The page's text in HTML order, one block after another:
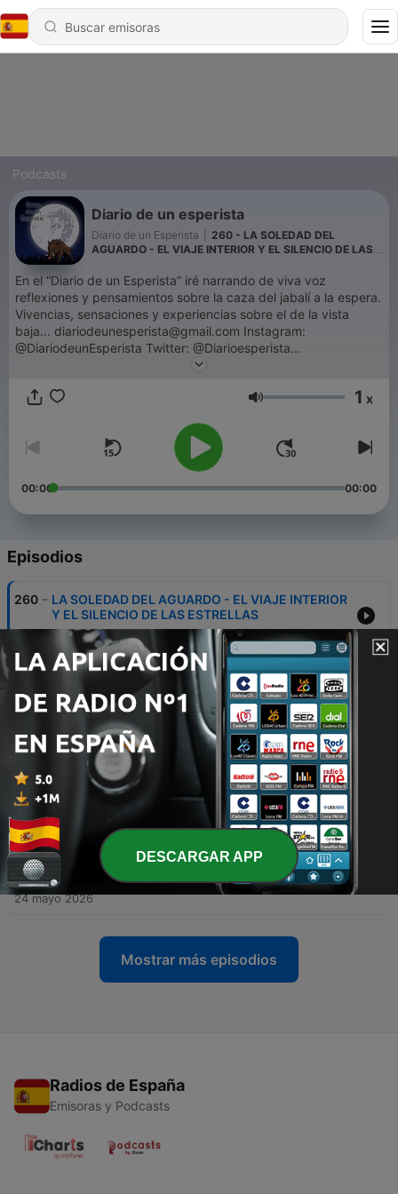
Podcasts
Diario de un esperista
Diario de un Esperista
260 - LA SOLEDAD DEL
AGUARDO - EL VIAJE INTERIOR Y EL SILENCIO DE LAS
En el “Diario de un Esperista” iré narrando de viva voz
reflexiones y pensamientos sobre la caza del jabalí a la espera.
Vivencias, sensaciones y experiencias sobre el de la vista
baja... diariodeunesperista@gmail.com Instagram:
@DiariodeunEsperista Twitter: @Diarioesperista
www.diariodeunesperista.com Youtube:
Telegram: https://t.me/joinchat/RAXc6BD1Fkq-jTXa
Volumen 1 x
00:00 00:00
Episodios
260 - LA SOLEDAD DEL AGUARDO - EL VIAJE INTERIOR
Y EL SILENCIO DE LAS ESTRELLAS
06 jul. 2026
259 - El puesto a ras de suelo - Peligro y gloria a pia de
29 jun. 2026
258 -
️ LA ANATOMÍA DEL MACARENO | EL DISPARO
PERFECTO
08 jun. 2026
257 - La psicología del silencio y el arte de la Espera
01 jun. 2026
256 - La Psicología del Fallo - La Traición del Cuerpo y
la Mente
24 mayo 2026
Mostrar más episodios
Radios de España
Emisoras y Podcasts
DESCARGAR APP